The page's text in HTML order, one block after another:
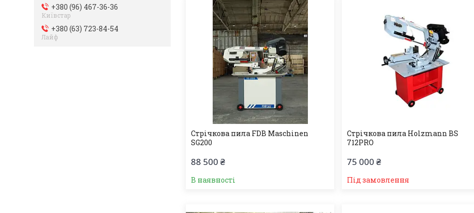
Стрічкова пила FDB Maschinen
SG200
88 500 ₴
В наявності
Стрічкова пила Holzmann BS
712PRO
75 000 ₴
Під замовлення
+380 (96) 467-36-36
Київстар
+380 (63) 723-84-54
Лайф